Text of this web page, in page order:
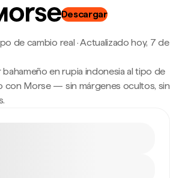
Descargar
de cambio real ·Actualizado hoy, 7 de
en rupia indonesia al tipo de
con Morse — sin márgenes ocultos, sin